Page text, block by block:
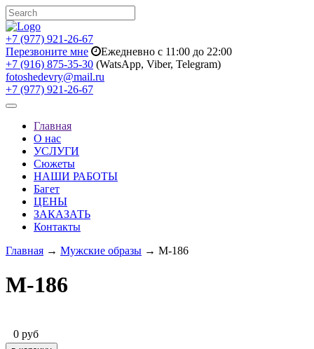
+7 (977) 921-26-67
Перезвоните мне
Ежедневно с 11:00 до 22:00
+7 (916) 875-35-30 (WatsApp, Viber, Telegram)
fotoshedevry@mail.ru
+7 (977) 921-26-67
Toggle
navigationГлавная
О нас
УСЛУГИ
Сюжеты
НАШИ РАБОТЫ
Багет
ЦЕНЫ
ЗАКАЗАТЬ
Контакты
Главная → Мужские образы → M-186
M-186
0 руб